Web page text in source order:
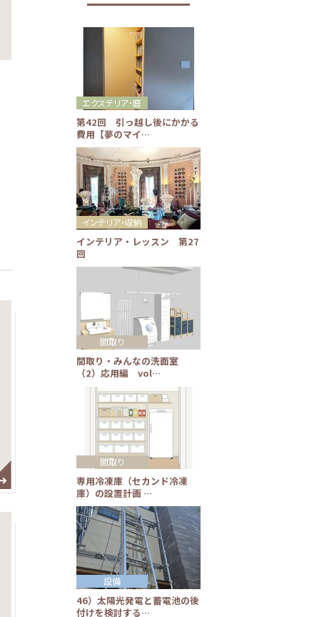
第42回 引っ越し後にかかる
費用【夢のマイ…
エクステリア・庭
インテリア・レッスン 第27
回
インテリア・収納
間取り・みんなの洗面室
（2）応用編 vol…
間取り
専用冷凍庫（セカンド冷凍
庫）の設置計画 …
間取り
46）太陽光発電と蓄電池の後
付けを検討する…
設備